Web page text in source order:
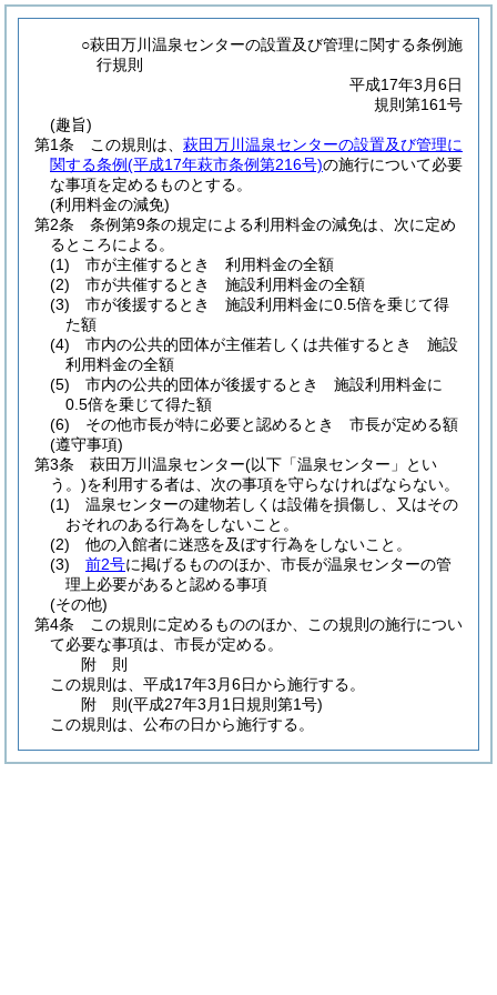
○萩田万川温泉センターの設置及び管理に関する条例施
行規則
平成17年3月6日
規則第161号
(趣旨)
第1条
この規則は、 萩田万川温泉センターの設置及び管理に
関する条例(平成17年萩市条例第216号)の施行について必要
な事項を定めるものとする。
(利用料金の減免)
第2条
条例第9条の規定による利用料金の減免は、次に定め
るところによる。
(1)
市が主催するとき 利用料金の全額
(2)
市が共催するとき 施設利用料金の全額
(3)
市が後援するとき 施設利用料金に0.5倍を乗じて得
た額
(4)
市内の公共的団体が主催若しくは共催するとき 施設
利用料金の全額
(5)
市内の公共的団体が後援するとき 施設利用料金に
0.5倍を乗じて得た額
(6)
その他市長が特に必要と認めるとき 市長が定める額
(遵守事項)
第3条
萩田万川温泉センター(以下「温泉センター」とい
う。)を利用する者は、次の事項を守らなければならない。
(1)
温泉センターの建物若しくは設備を損傷し、又はその
おそれのある行為をしないこと。
(2)
他の入館者に迷惑を及ぼす行為をしないこと。
(3)
前2号に掲げるもののほか、市長が温泉センターの管
理上必要があると認める事項
(その他)
第4条
この規則に定めるもののほか、この規則の施行につい
て必要な事項は、市長が定める。
附 則
この規則は、平成17年3月6日から施行する。
附 則(平成27年3月1日規則第1号)
この規則は、公布の日から施行する。